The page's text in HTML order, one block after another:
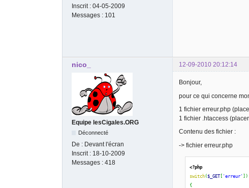
Inscrit : 04-05-2009
Messages : 101
nico_ 12-09-2010 20:12:14
Equipe lesCigales.ORG
Déconnecté
De : Devant l'écran
Inscrit : 18-10-2009
Messages : 418
Bonjour,
pour ce qui concerne
1 fichier erreur.php
1 fichier .htaccess
Contenu des fichier :
-> fichier erreur.php
<?php
switch($_GET[ 'erreur' ] )
{